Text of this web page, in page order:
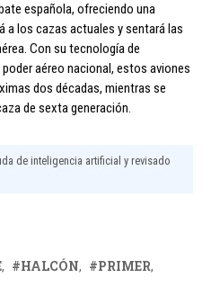
española, ofreciendo una
a los cazas actuales y sentará las
Con su tecnología de
aéreo nacional, estos aviones
dos décadas, mientras se
de sexta generación.
de inteligencia artificial y revisado
HALCÓN
PRIMER